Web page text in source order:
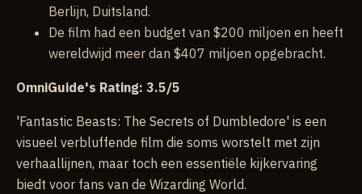
Berlijn, Duitsland.
De film had een budget van $200 miljoen en heeft
wereldwijd meer dan $407 miljoen opgebracht.
OmniGuide's Rating: 3.5/5
'Fantastic Beasts: The Secrets of Dumbledore' is een
visueel verbluffende film die soms worstelt met zijn
verhaallijnen, maar toch een essentiële kijkervaring
biedt voor fans van de Wizarding World.